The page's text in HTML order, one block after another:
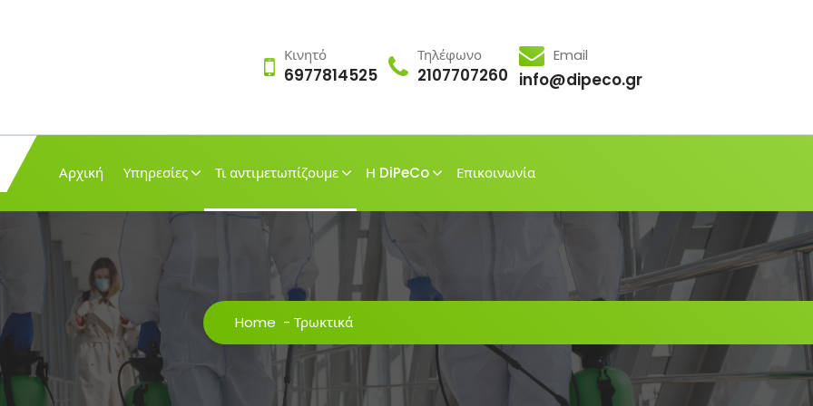
Κινητό
6977814525
Τηλέφωνο
2107707260
Email
info@dipeco.gr
Αρχική Υπηρεσίες Τι αντιμετωπίζουμε Η DiPeCo Επικοινωνία
Home - Τρωκτικά